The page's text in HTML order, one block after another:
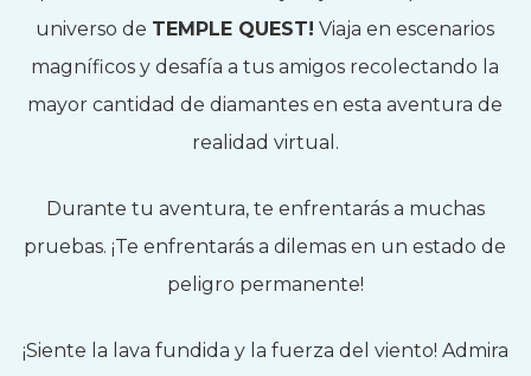
universo de TEMPLE QUEST! Viaja en escenarios
magníficos y desafía a tus amigos recolectando la
mayor cantidad de diamantes en esta aventura de
realidad virtual.
Durante tu aventura, te enfrentarás a muchas
pruebas. ¡Te enfrentarás a dilemas en un estado de
peligro permanente!
¡Siente la lava fundida y la fuerza del viento! Admira